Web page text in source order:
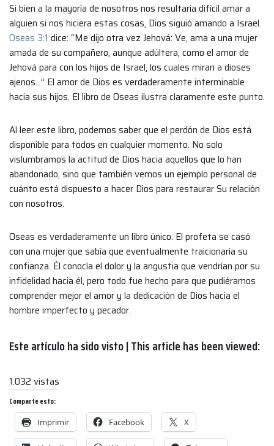
Si bien a la mayoría de nosotros nos resultaría difícil amar a
alguien si nos hiciera estas cosas, Dios siguió amando a Israel.
Oseas 3:1 dice: “Me dijo otra vez Jehová: Ve, ama a una mujer
amada de su compañero, aunque adúltera, como el amor de
Jehová para con los hijos de Israel, los cuales miran a dioses
ajenos…” El amor de Dios es verdaderamente interminable
hacia sus hijos. El libro de Oseas ilustra claramente este punto.
Al leer este libro, podemos saber que el perdón de Dios está
disponible para todos en cualquier momento. No solo
vislumbramos la actitud de Dios hacia aquellos que lo han
abandonado, sino que también vemos un ejemplo personal de
cuánto está dispuesto a hacer Dios para restaurar Su relación
con nosotros.
Oseas es verdaderamente un libro único. El profeta se casó
con una mujer que sabía que eventualmente traicionaría su
confianza. Él conocía el dolor y la angustia que vendrían por su
infidelidad hacia él, pero todo fue hecho para que pudiéramos
comprender mejor el amor y la dedicación de Dios hacia el
hombre imperfecto y pecador.
Este artículo ha sido visto | This article has been viewed:
1.032 vistas
Comparte esto:
Imprimir Facebook X